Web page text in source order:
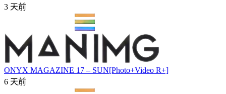
3 天前
ONYX MAGAZINE 17 – SUN[Photo+Video R+]
6 天前